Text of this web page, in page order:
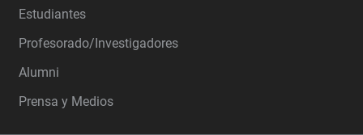
Estudiantes
Profesorado/Investigadores
Alumni
Prensa y Medios